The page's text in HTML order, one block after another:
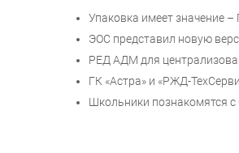
Упаковка имеет значение
ЭОС представил новую
РЕД АДМ для
ГК «Астра» и «РЖД-
Школьники познакомятся с